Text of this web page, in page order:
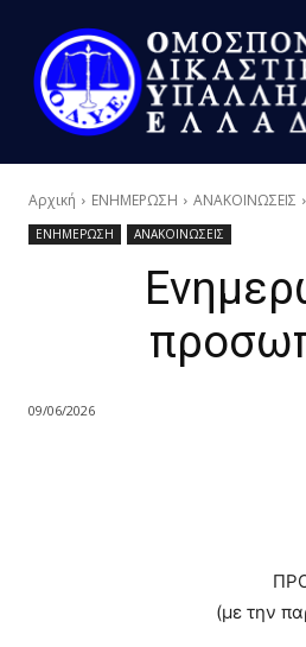
Αρχική ΕΝΗΜΕΡΩΣΗ ΑΝΑΚΟΙΝΩΣΕΙΣ
ΕΝΗΜΕΡΩΣΗ ΑΝΑΚΟΙΝΩΣΕΙΣ
09/06/2026
(με την